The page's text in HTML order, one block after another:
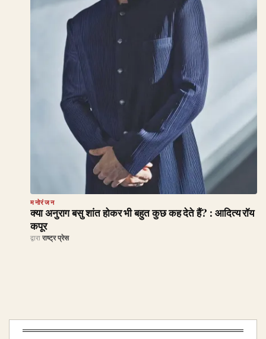
मनोरंजन
क्या अनुराग बसु शांत होकर भी बहुत कुछ कह देते हैं? : आदित्य रॉय
कपूर
द्वारा राष्ट्र प्रेस